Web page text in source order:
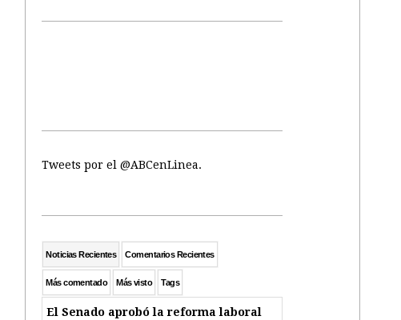
Tweets por el @ABCenLinea.
Noticias Recientes Comentarios Recientes
Más comentado Más visto Tags
El Senado aprobó la reforma laboral